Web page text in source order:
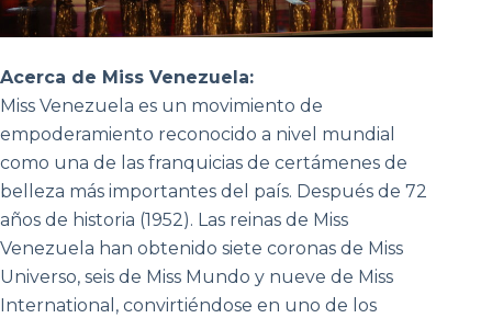
Acerca de Miss Venezuela:
Miss Venezuela es un movimiento de
empoderamiento reconocido a nivel mundial
como una de las franquicias de certámenes de
belleza más importantes del país. Después de 72
años de historia (1952). Las reinas de Miss
Venezuela han obtenido siete coronas de Miss
Universo, seis de Miss Mundo y nueve de Miss
International, convirtiéndose en uno de los